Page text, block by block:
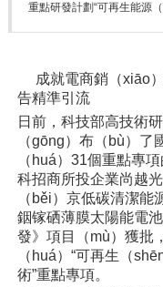
重點研發計劃“可再生能源
成就電商銷（xiāo
告精準引流
日前，科技部高技術
（gōng）布（bù）了
（huá）31個重點專
科招商所投企業尚越
（běi）京低碳清潔
銦镓硒薄膜太陽能電
發》項目（mù）獲批
（huá）“可再生（
術”重點專項。